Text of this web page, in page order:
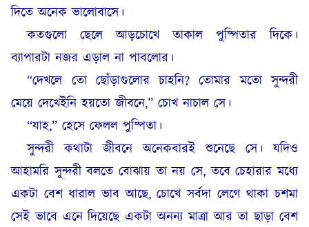
দিতে অনেক ভালোবাসে।
কতগুলো ছেলে আড়চোখে তাকাল পুষ্পিতার দিকে।
ব্যাপারটা নজর এড়াল না পাবলোর।
“দেখলে তো ছোঁড়াগুলোর চাহনি? তোমার মতো সুন্দরী
মেয়ে দেখেইনি হয়তো জীবনে,” চোখ নাচাল সে।
“যাহ,” হেসে ফেলল পুষ্পিতা।
সুন্দরী কথাটা জীবনে অনেকবারই শুনেছে সে। যদিও
আহামরি সুন্দরী বলতে বোঝায় তা নয় সে, তবে চেহারার মধ্যে
একটা বেশ ধারাল ভাব আছে, চোখে সর্বদা লেগে থাকা চশমা
সেই ভাবে এনে দিয়েছে একটা অনন্য মাত্রা আর তা ছাড়া বেশ